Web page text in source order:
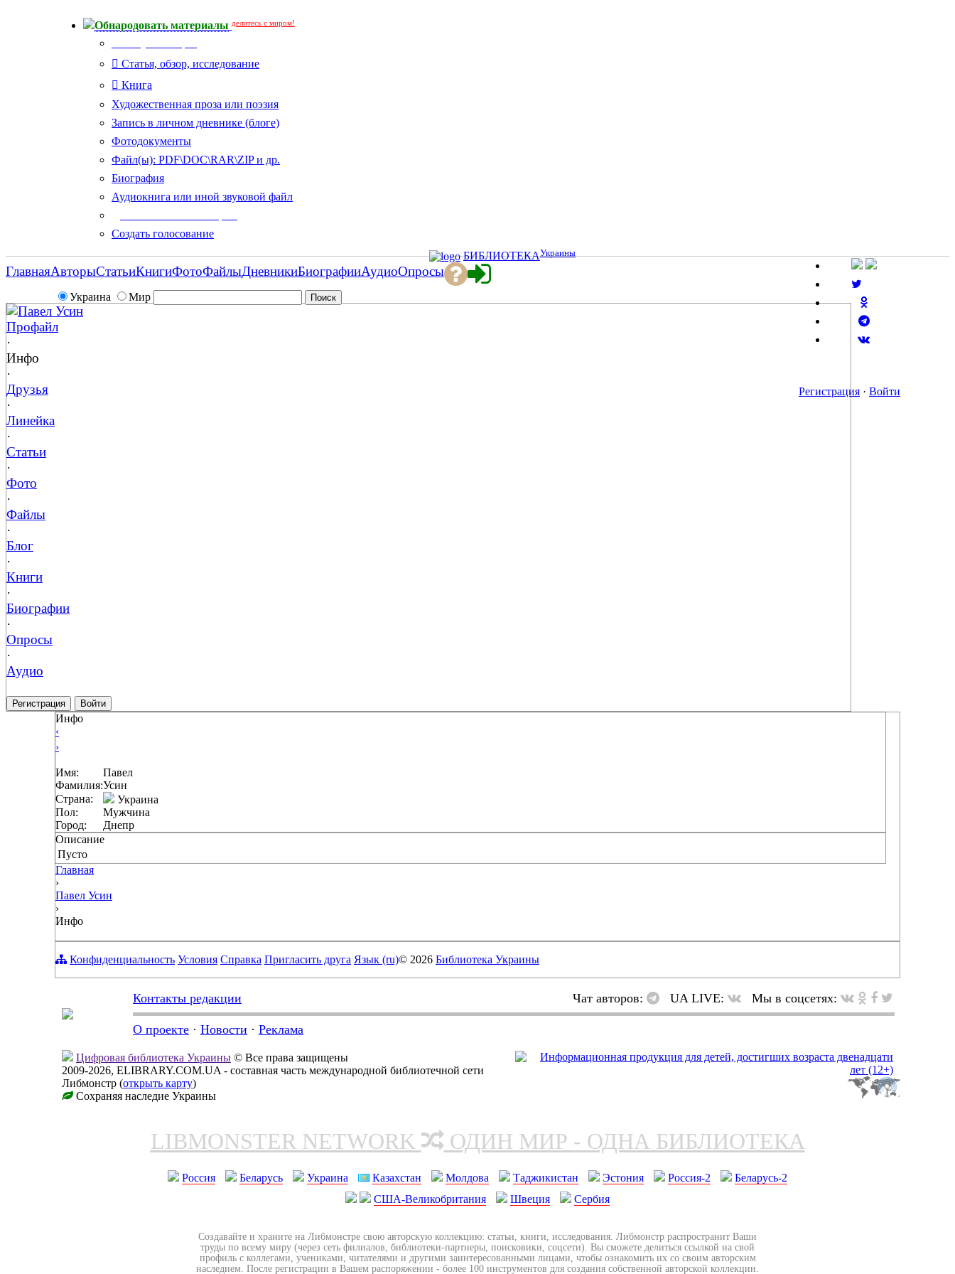
Обнародовать материалы делитесь с миром!
Статья, обзор, исследование
Книга
Художественная проза или поэзия
Запись в личном дневнике (блоге)
Фотодокументы
Файл(ы): PDF\DOC\RAR\ZIP и др.
Биография
Аудиокнига или иной звуковой файл
Создать голосование
Украина Мир
БИБЛИОТЕКАУкраины
Регистрация · Войти
ГлавнаяАвторыСтатьиКнигиФотоФайлыДневникиБиографииАудиоОпросы
Павел Усин
Профайл
·
Инфо
·
Друзья
·
Линейка
·
Статьи
·
Фото
·
Файлы
·
Блог
·
Книги
·
Биографии
·
Опросы
·
Аудио
Регистрация Войти
Инфо
‹
›
Имя:
Павел
Фамилия:Усин
Страна:
Украина
Пол:
Мужчина
Город:
Днепр
Описание
Пусто
Главная
›
Павел Усин
›
Инфо
Конфиденциальность Условия Справка Пригласить друга Язык (ru)© 2026 Библиотека Украины
Контакты редакции Чат авторов: UA LIVE: Мы в соцсетях:
О проекте · Новости · Реклама
Цифровая библиотека Украины © Все права защищены
2009-2026, ELIBRARY.COM.UA - составная часть международной библиотечной сети
Либмонстр (открыть карту)
Сохраняя наследие Украины
LIBMONSTER NETWORK ОДИН МИР - ОДНА БИБЛИОТЕКА
Россия Беларусь Украина Казахстан Молдова Таджикистан Эстония Россия-2
Беларусь-2
США-Великобритания
Швеция Сербия
Создавайте и храните на Либмонстре свою авторскую коллекцию: статьи, книги, исследования. Либмонстр распространит Ваши
труды по всему миру (через сеть филиалов, библиотеки-партнеры, поисковики, соцсети). Вы сможете делиться ссылкой на свой
профиль с коллегами, учениками, читателями и другими заинтересованными лицами, чтобы ознакомить их со своим авторским
наследием. После регистрации в Вашем распоряжении - более 100 инструментов для создания собственной авторской коллекции.